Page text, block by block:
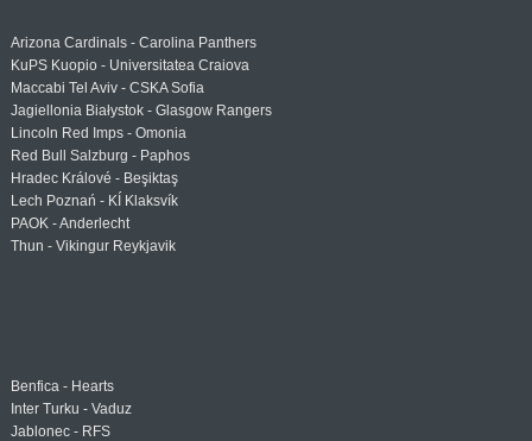
Arizona Cardinals - Carolina Panthers
KuPS Kuopio - Universitatea Craiova
Maccabi Tel Aviv - CSKA Sofia
Jagiellonia Białystok - Glasgow Rangers
Lincoln Red Imps - Omonia
Red Bull Salzburg - Paphos
Hradec Králové - Beşiktaş
Lech Poznań - KÍ Klaksvík
PAOK - Anderlecht
Thun - Vikingur Reykjavik
Benfica - Hearts
Inter Turku - Vaduz
Jablonec - RFS